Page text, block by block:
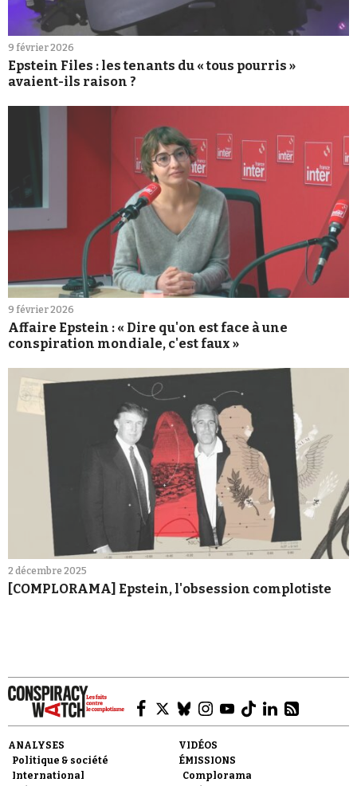
9 février 2026
Epstein Files : les tenants du « tous pourris »
avaient-ils raison ?
9 février 2026
Affaire Epstein : « Dire qu'on est face à une
conspiration mondiale, c'est faux »
2 décembre 2025
[COMPLORAMA] Epstein, l'obsession complotiste
ANALYSES
Politique & société
International
VIDÉOS
ÉMISSIONS
Complorama